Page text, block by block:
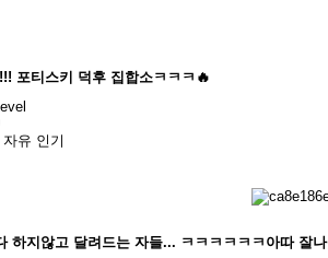
포티스키 덕후 집합소ㅋㅋㅋ🔥
자유 인기
하지않고 달려드는 자들... ㅋㅋㅋㅋㅋㅋ아따 잘